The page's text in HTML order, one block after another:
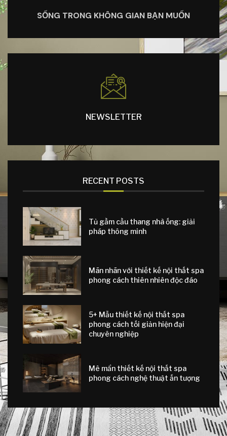
SỐNG TRONG KHÔNG GIAN BẠN MUỐN
NEWSLETTER
RECENT POSTS
Tủ gầm cầu thang nhà ống: giải
pháp thông minh
Mãn nhãn với thiết kế nội thất spa
phong cách thiên nhiên độc đáo
5+ Mẫu thiết kế nội thất spa
phong cách tối giản hiện đại
chuyên nghiệp
Mê mẩn thiết kế nội thất spa
phong cách nghệ thuật ấn tượng